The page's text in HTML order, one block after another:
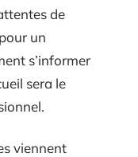
de
un
s’informer
sera le
viennent